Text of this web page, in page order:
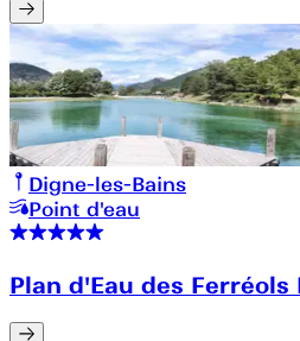
Digne-les-Bains
Point d'eau
Plan d'Eau des Ferréols